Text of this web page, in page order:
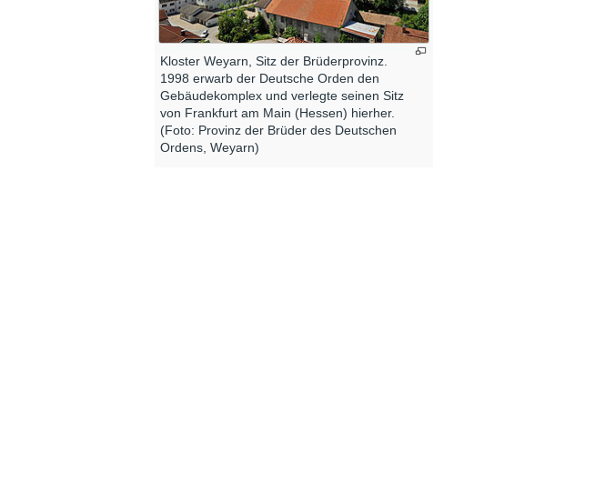
Kloster Weyarn, Sitz der Brüderprovinz.
1998 erwarb der Deutsche Orden den
Gebäudekomplex und verlegte seinen Sitz
von Frankfurt am Main (Hessen) hierher.
(Foto: Provinz der Brüder des Deutschen
Ordens, Weyarn)